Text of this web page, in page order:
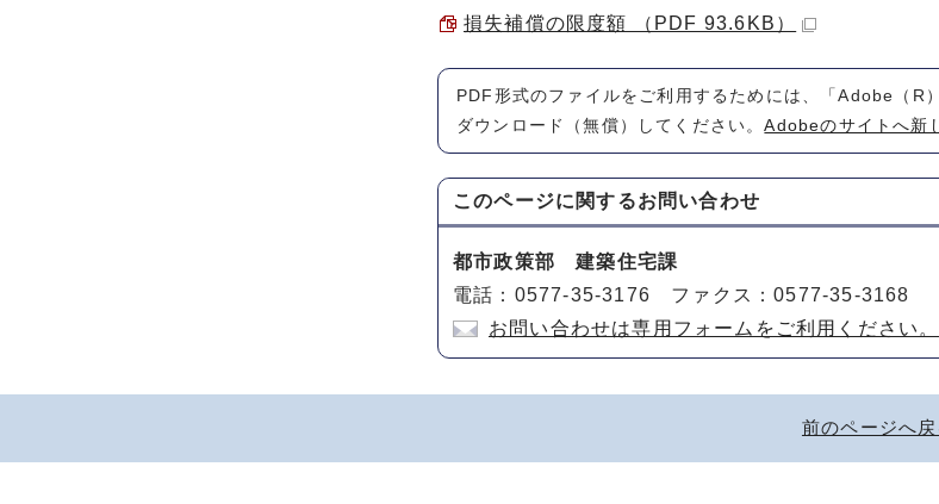
損失補償の限度額 （PDF 93.6KB）
PDF形式のファイルをご利用するためには、「Adobe（
ダウンロード（無償）してください。Adobeのサイトへ新
このページに関するお問い合わせ
都市政策部 建築住宅課
電話：0577-35-3176 ファクス：0577-35-3168
お問い合わせは専用フォームをご利用ください。
前のページへ戻